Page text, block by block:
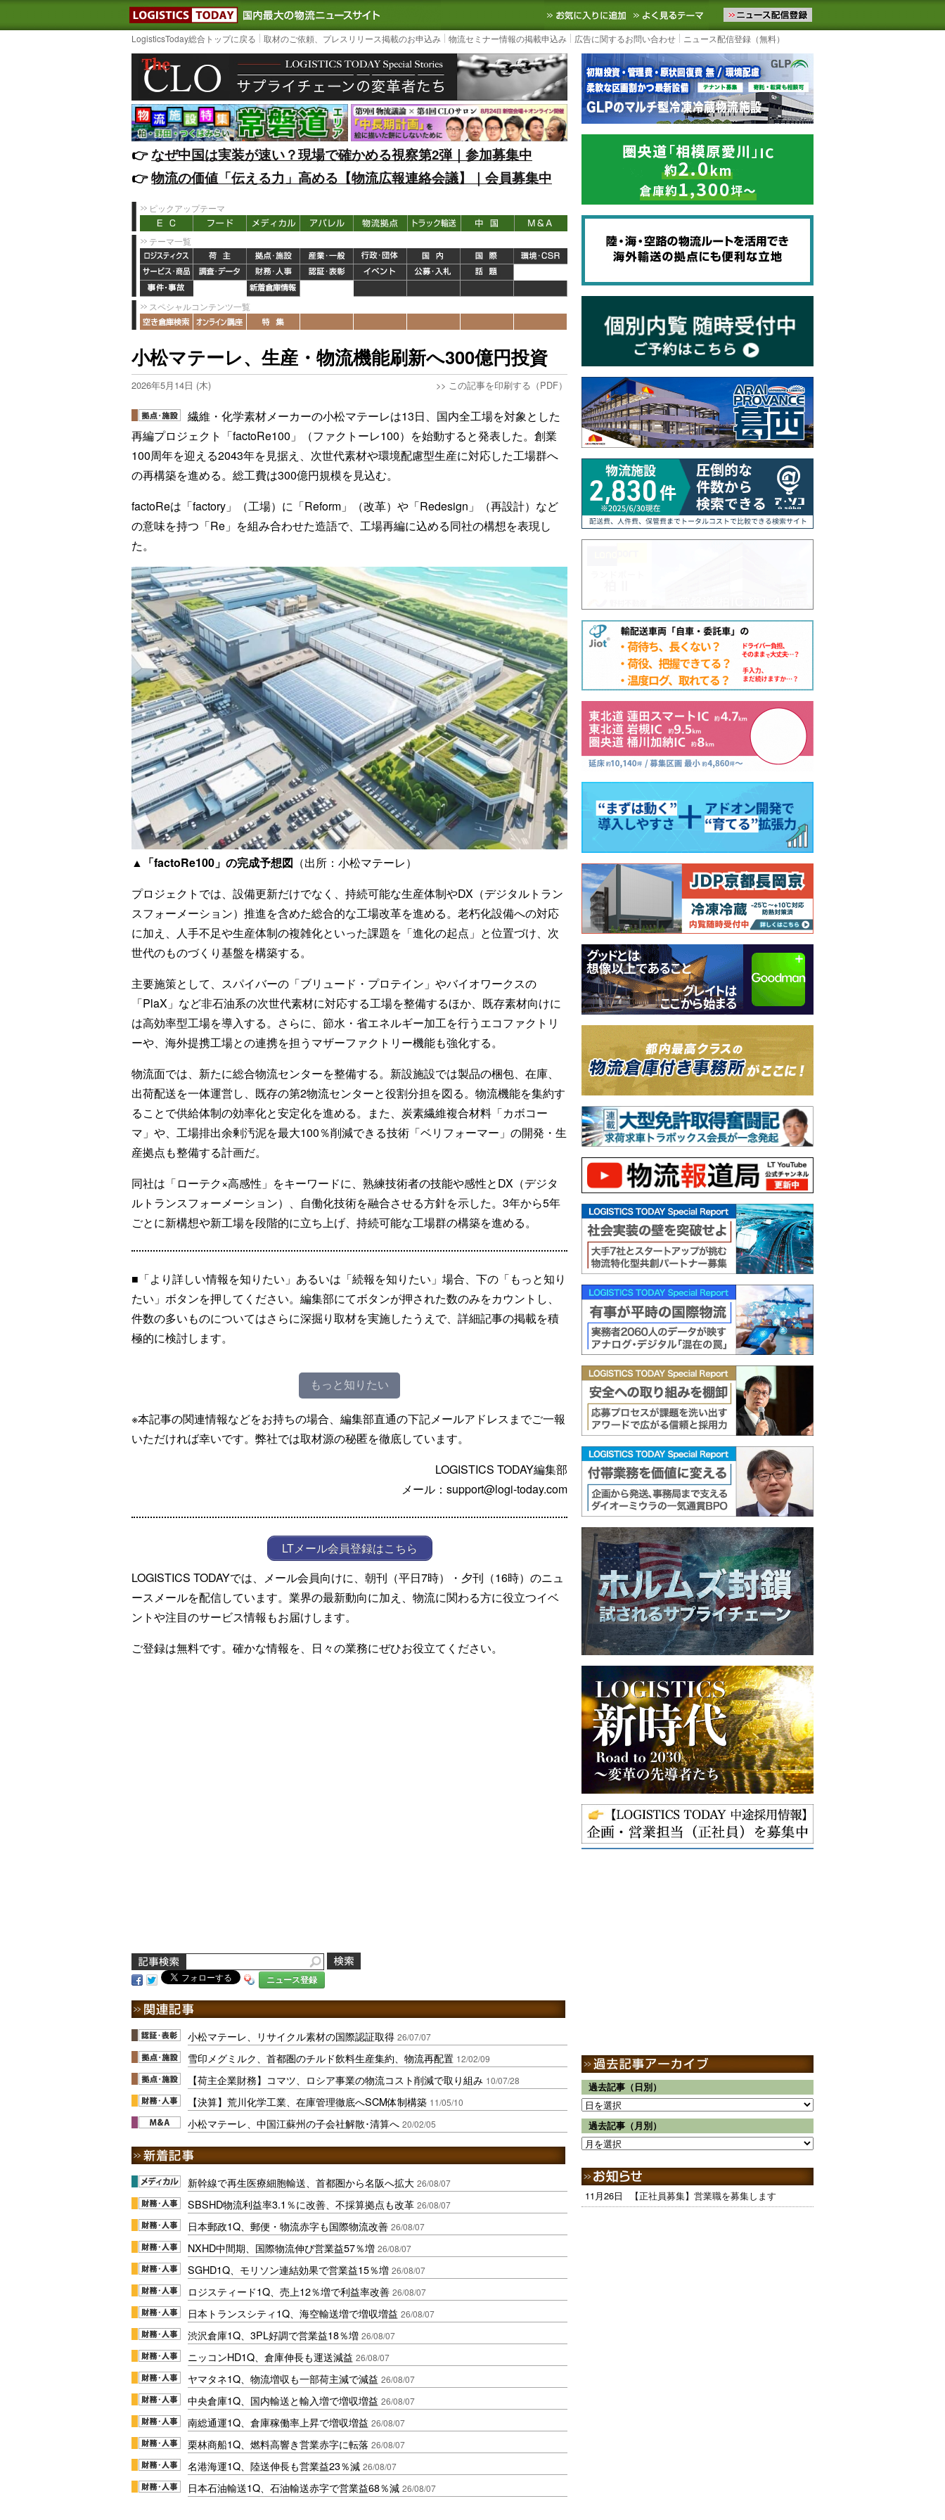
LOGISTICS TODAY｜国内最大の物流ニュースサイト3PL, SCMなど国内外の最新の物流ニュースをお届けします。物流ニュースメール配信を登録す
お気に入りに追加 よく見るテーマ
LogisticsToday総合トップに戻る 取材のご依頼、プレスリリース掲載のお申込み 物流セミナー情報の掲載申込み 広告に関するお問い合わせ ニュース配信登録（無料）
👉️なぜ中国は実装が速い？現場で確かめる視察第2弾｜参加募集中
👉️物流の価値「伝える力」高める【物流広報連絡会議】｜会員募集中
ピックアップテーマ
テーマ一覧
スペシャルコンテンツ一覧
小松マテーレ、生産・物流機能刷新へ300億円投資
2026年5月14日 (木) >> この記事を印刷する（PDF）
繊維・化学素材メーカーの小松マテーレは13日、国内全工場を対象とした
再編プロジェクト「factoRe100」（ファクトーレ100）を始動すると発表した。創業
100周年を迎える2043年を見据え、次世代素材や環境配慮型生産に対応した工場群へ
の再構築を進める。総工費は300億円規模を見込む。
factoReは「factory」（工場）に「Reform」（改革）や「Redesign」（再設計）など
の意味を持つ「Re」を組み合わせた造語で、工場再編に込める同社の構想を表現し
た。
▲「factoRe100」の完成予想図 （出所：小松マテーレ）
プロジェクトでは、設備更新だけでなく、持続可能な生産体制やDX（デジタルトラン
スフォーメーション）推進を含めた総合的な工場改革を進める。老朽化設備への対応
に加え、人手不足や生産体制の複雑化といった課題を「進化の起点」と位置づけ、次
世代のものづくり基盤を構築する。
主要施策として、スパイバーの「ブリュード・プロテイン」やバイオワークスの
「PlaX」など非石油系の次世代素材に対応する工場を整備するほか、既存素材向けに
は高効率型工場を導入する。さらに、節水・省エネルギー加工を行うエコファクトリ
ーや、海外提携工場との連携を担うマザーファクトリー機能も強化する。
物流面では、新たに総合物流センターを整備する。新設施設では製品の梱包、在庫、
出荷配送を一体運営し、既存の第2物流センターと役割分担を図る。物流機能を集約す
ることで供給体制の効率化と安定化を進める。また、炭素繊維複合材料「カボコー
マ」や、工場排出余剰汚泥を最大100％削減できる技術「ベリフォーマー」の開発・生
産拠点も整備する計画だ。
同社は「ローテク×高感性」をキーワードに、熟練技術者の技能や感性とDX（デジタ
ルトランスフォーメーション）、自働化技術を融合させる方針を示した。3年から5年
ごとに新構想や新工場を段階的に立ち上げ、持続可能な工場群の構築を進める。
■「より詳しい情報を知りたい」あるいは「続報を知りたい」場合、下の「もっと知り
たい」ボタンを押してください。編集部にてボタンが押された数のみをカウントし、
件数の多いものについてはさらに深掘り取材を実施したうえで、詳細記事の掲載を積
極的に検討します。
もっと知りたい
※本記事の関連情報などをお持ちの場合、編集部直通の下記メールアドレスまでご一報
いただければ幸いです。弊社では取材源の秘匿を徹底しています。
LOGISTICS TODAY編集部
メール：support@logi-today.com
LTメール会員登録はこちら
LOGISTICS TODAYでは、メール会員向けに、朝刊（平日7時）・夕刊（16時）のニュ
ースメールを配信しています。業界の最新動向に加え、物流に関わる方に役立つイベ
ントや注目のサービス情報もお届けします。
ご登録は無料です。確かな情報を、日々の業務にぜひお役立てください。
ニュース登録
小松マテーレ、リサイクル素材の国際認証取得 26/07/07
雪印メグミルク、首都圏のチルド飲料生産集約、物流再配置 12/02/09
【荷主企業財務】コマツ、ロシア事業の物流コスト削減で取り組み 10/07/28
【決算】荒川化学工業、在庫管理徹底へSCM体制構築 11/05/10
小松マテーレ、中国江蘇州の子会社解散･清算へ 20/02/05
新幹線で再生医療細胞輸送、首都圏から名阪へ拡大 26/08/07
SBSHD物流利益率3.1％に改善、不採算拠点も改革 26/08/07
日本郵政1Q、郵便・物流赤字も国際物流改善 26/08/07
NXHD中間期、国際物流伸び営業益57％増 26/08/07
SGHD1Q、モリソン連結効果で営業益15％増 26/08/07
ロジスティード1Q、売上12％増で利益率改善 26/08/07
日本トランスシティ1Q、海空輸送増で増収増益 26/08/07
渋沢倉庫1Q、3PL好調で営業益18％増 26/08/07
ニッコンHD1Q、倉庫伸長も運送減益 26/08/07
ヤマタネ1Q、物流増収も一部荷主減で減益 26/08/07
中央倉庫1Q、国内輸送と輸入増で増収増益 26/08/07
南総通運1Q、倉庫稼働率上昇で増収増益 26/08/07
栗林商船1Q、燃料高響き営業赤字に転落 26/08/07
名港海運1Q、陸送伸長も営業益23％減 26/08/07
日本石油輸送1Q、石油輸送赤字で営業益68％減 26/08/07
過去記事（日別）
過去記事（月別）
11月26日 【正社員募集】営業職を募集します